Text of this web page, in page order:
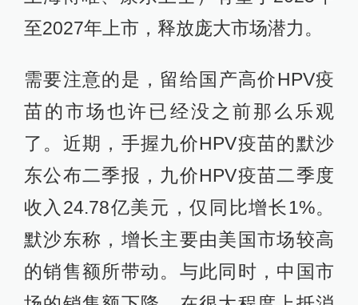
至2027年上市，释放庞大市场潜力。
需要注意的是，留给国产高价HPV疫
苗的市场也许已经没之前那么乐观
了。近期，手握九价HPV疫苗的默沙
东公布二季报，九价HPV疫苗二季度
收入24.78亿美元，仅同比增长1%。
默沙东称，增长主要由美国市场较高
的销售额所带动。与此同时，中国市